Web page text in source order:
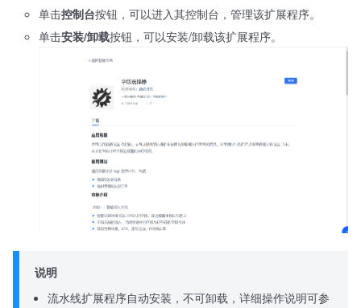
单击控制台按钮，可以进入其控制台，管理该扩展程序。
单击安装/卸载按钮，可以安装/卸载该扩展程序。
说明
流水线扩展程序自动安装，不可卸载，详细操作说明可参